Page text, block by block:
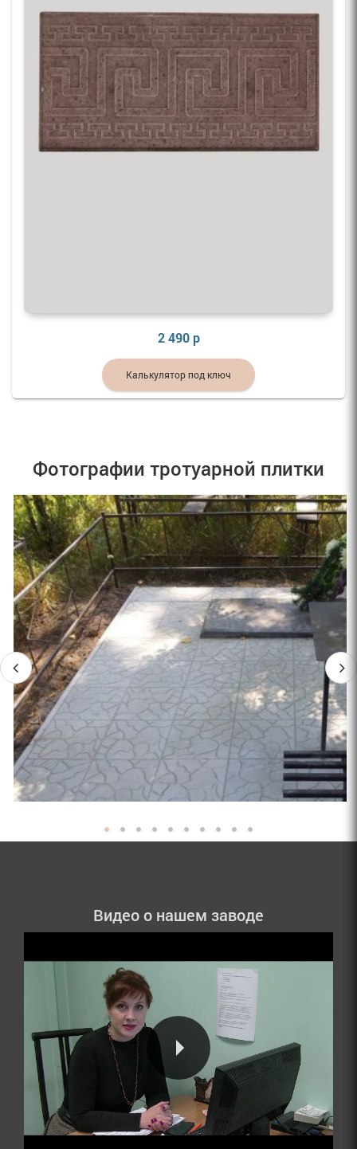
2 490 р
Калькулятор под ключ
Фотографии тротуарной плитки
Видео о нашем заводе